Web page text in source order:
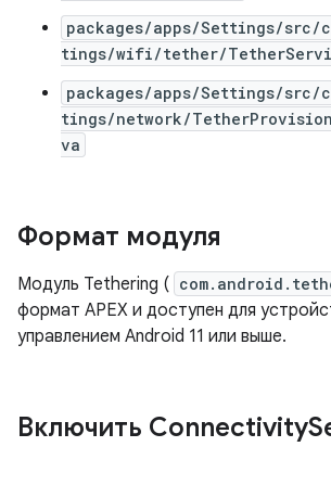
packages/apps/Settings/src/
tings/wifi/tether/
packages/apps/Settings/src/
tings/network/
va
Формат модуля
Модуль Tethering (
формат APEX и доступен для
управлением Android 11 или выше.
Включить Connectivity